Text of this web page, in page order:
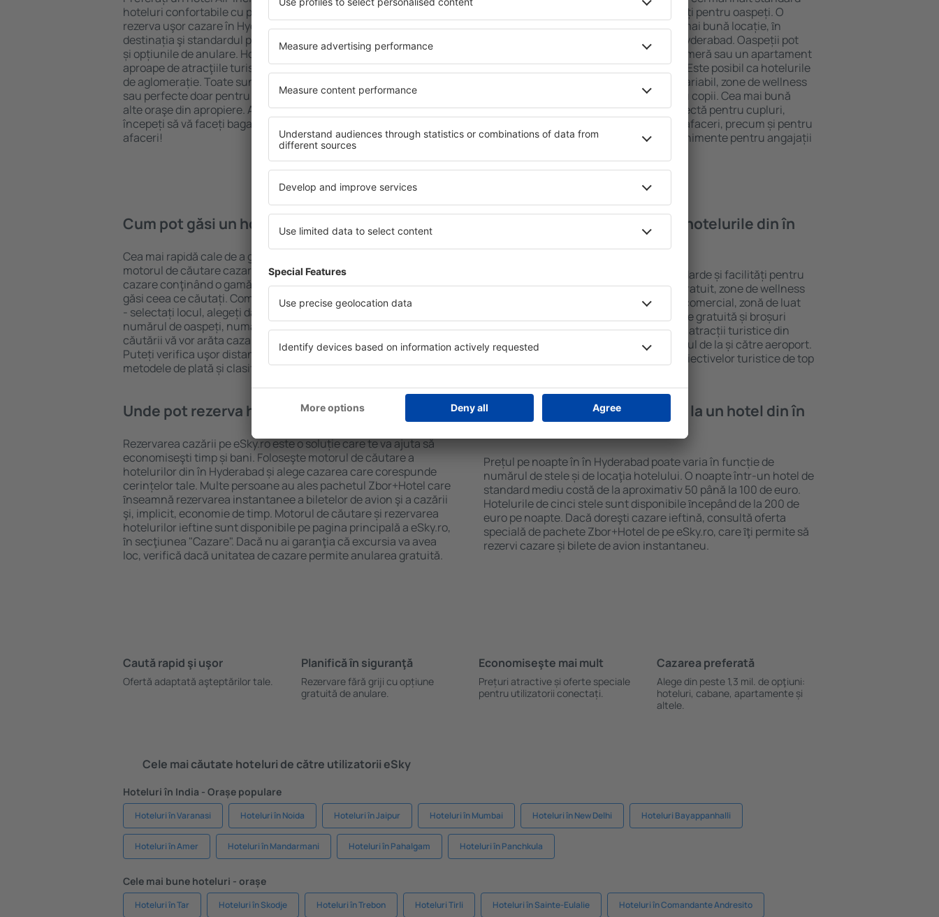
hoteluri confortabile cu preţuri mici? Cu ajutorul nostru puteți
rezerva uşor cazare în Hyderabad} pentru orice buget! Selectați
destinația şi standardul pentru hotel, verificați metodele de plată
și opțiunile de anulare. Hotelurile în Hyderabad sunt situate atât
aproape de atracţiile turistice populare, cât și puțin mai departe
de aglomerație. Toate sunt disponibile pentru o vacanță lungă
sau perfecte doar pentru o noapte atunci când doriţi să vizitaţi şi
alte oraşe din apropiere. Alegeți hotelul care vi se potriveşte și
începeți să vă faceți bagajele pentru o vacanţă sau călătorie de
afaceri!
pentru servicii și o gamă largă de facilități pentru oaspeți. O
cazare cu standarde ridicate oferă cea mai bună locație, ȋn
apropiere de principalele distracţii din Hyderabad. Oaspeții pot
folosi parcarea gratuită și pot alege o cameră sau un apartament
care să corespundă perfect nevoilor lor. Este posibil ca hotelurile
cu standarde ȋnalte să ofere un meniu variabil, zone de wellness
precum spa și fitness, și activități pentru copii. Cea mai bună
cazare în Hyderabad este o alegere perfectă pentru cupluri,
familii și persoane aflate în călătorie de afaceri, precum și pentru
companii care doresc să organizeze evenimente pentru angajații
Cum pot găsi un hotel în Hyderabad?
Cea mai rapidă cale de a găsi un hotel în Hyderabad este folosind
motorul de căutare cazare eSky. Baza mare de date cu locuri de
cazare conţinând o gamă largă de opţiuni este o garanție că veți
găsi ceea ce căutați. Completați câmpurile motorului de căutare
- selectați locul, alegeți data de check-in și check-out, adăugați
numărul de oaspeți, numărul de camere şi gata! Rezultatele
căutării vă vor arăta cazarea disponibilă ȋn perioada selectată.
Puteți verifica uşor distanța de la hotel ȋn centrul orașului,
metodele de plată și clasificarea hotelului.
Ce fel de facilităţi voi găsi ȋn hotelurile din în
Hotelurile în Hyderabad au diferite standarde și facilități pentru
oaspeți. Cele mai frecvente sunt Wi-Fi gratuit, zone de wellness
cu SPA, mini bar/seif în cameră, centru comercial, zonă de luat
masa, zonă de joacă pentru copii, parcare gratuită și broșuri
informative despre cele mai interesante atracții turistice din
zonă. Unele proprietăți includ și transferul de la și către aeroport.
Uneori, acestea încurajează vizitarea obiectivelor turistice de top
Unde pot rezerva hoteluri ȋn în Hyderabad?
Rezervarea cazării pe eSky.ro este o soluție care te va ajuta să
economiseşti timp și bani. Foloseşte motorul de căutare a
hotelurilor din în Hyderabad și alege cazarea care corespunde
cerințelor tale. Multe persoane au ales pachetul Zbor+Hotel care
ȋnseamnă rezervarea instantanee a biletelor de avion şi a cazării
şi, implicit, economie de timp. Motorul de căutare și rezervarea
hotelurilor ieftine sunt disponibile pe pagina principală a eSky.ro,
ȋn secţiunea "Cazare". Dacă nu ai garanţia că excursia va avea
loc, verifică dacă unitatea de cazare permite anularea gratuită.
Cât costă o noapte de cazare la un hotel din în
Prețul pe noapte în în Hyderabad poate varia în funcție de
numărul de stele și de locaţia hotelului. O noapte într-un hotel de
standard mediu costă de la aproximativ 50 până la 100 de euro.
Hotelurile de cinci stele sunt disponibile ȋncepând de la 200 de
euro pe noapte. Dacă doreşti cazare ieftină, consultă oferta
specială de pachete Zbor+Hotel de pe eSky.ro, care ȋţi permite să
rezervi cazare și bilete de avion instantaneu.
Caută rapid şi uşor
Ofertă adaptată aşteptărilor tale.
Planifică ȋn siguranţă
Rezervare fără griji cu opțiune
gratuită de anulare.
Economiseşte mai mult
Prețuri atractive și oferte speciale
pentru utilizatorii conectați.
Cazarea preferată
Alege din peste 1,3 mil. de opţiuni:
hoteluri, cabane, apartamente și
altele.
Cele mai căutate hoteluri de către utilizatorii eSky
Hoteluri în India - Orașe populare
Hoteluri în Varanasi Hoteluri în Noida Hoteluri în Jaipur Hoteluri în Mumbai Hoteluri în New Delhi Hoteluri Bayappanhalli
Hoteluri în Amer Hoteluri în Mandarmani Hoteluri în Pahalgam Hoteluri în Panchkula
Cele mai bune hoteluri - orașe
Hoteluri în Tar Hoteluri în Skodje Hoteluri în Trebon Hoteluri Tirli Hoteluri în Sainte-Eulalie Hoteluri în Comandante Andresito